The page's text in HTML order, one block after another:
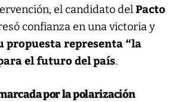
el candidato delPacto
confianza en una victoria y
propuesta representa “la
el futuro del país.
por la polarización